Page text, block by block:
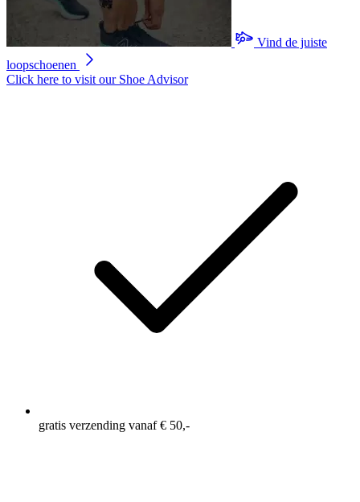
Vind de juiste
loopschoenen
Click here to visit our Shoe Advisor
gratis verzending vanaf € 50,-